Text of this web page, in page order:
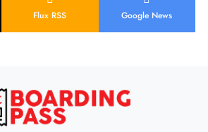
Flux RSS Google News